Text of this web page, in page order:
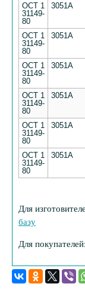
ОСТ 1
31149-
80
3051А
ОСТ 1
31149-
80
3051А
ОСТ 1
31149-
80
3051А
ОСТ 1
31149-
80
3051А
ОСТ 1
31149-
80
3051А
ОСТ 1
31149-
80
3051А
Для
базу
Для покупателей: